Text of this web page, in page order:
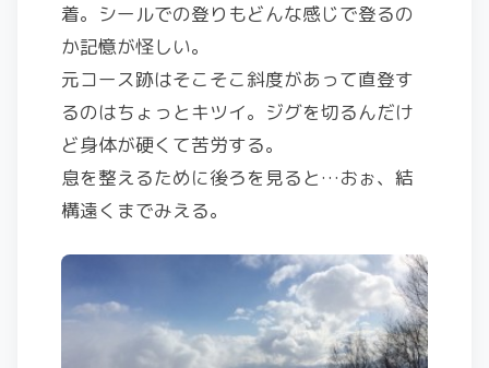
着。シールでの登りもどんな感じで登るの
か記憶が怪しい。
元コース跡はそこそこ斜度があって直登す
るのはちょっとキツイ。ジグを切るんだけ
ど身体が硬くて苦労する。
息を整えるために後ろを見ると…おぉ、結
構遠くまでみえる。